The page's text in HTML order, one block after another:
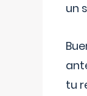
un
tu